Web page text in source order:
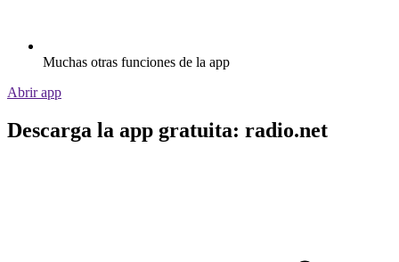
Muchas otras funciones de la app
Abrir app
Descarga la app gratuita: radio.net